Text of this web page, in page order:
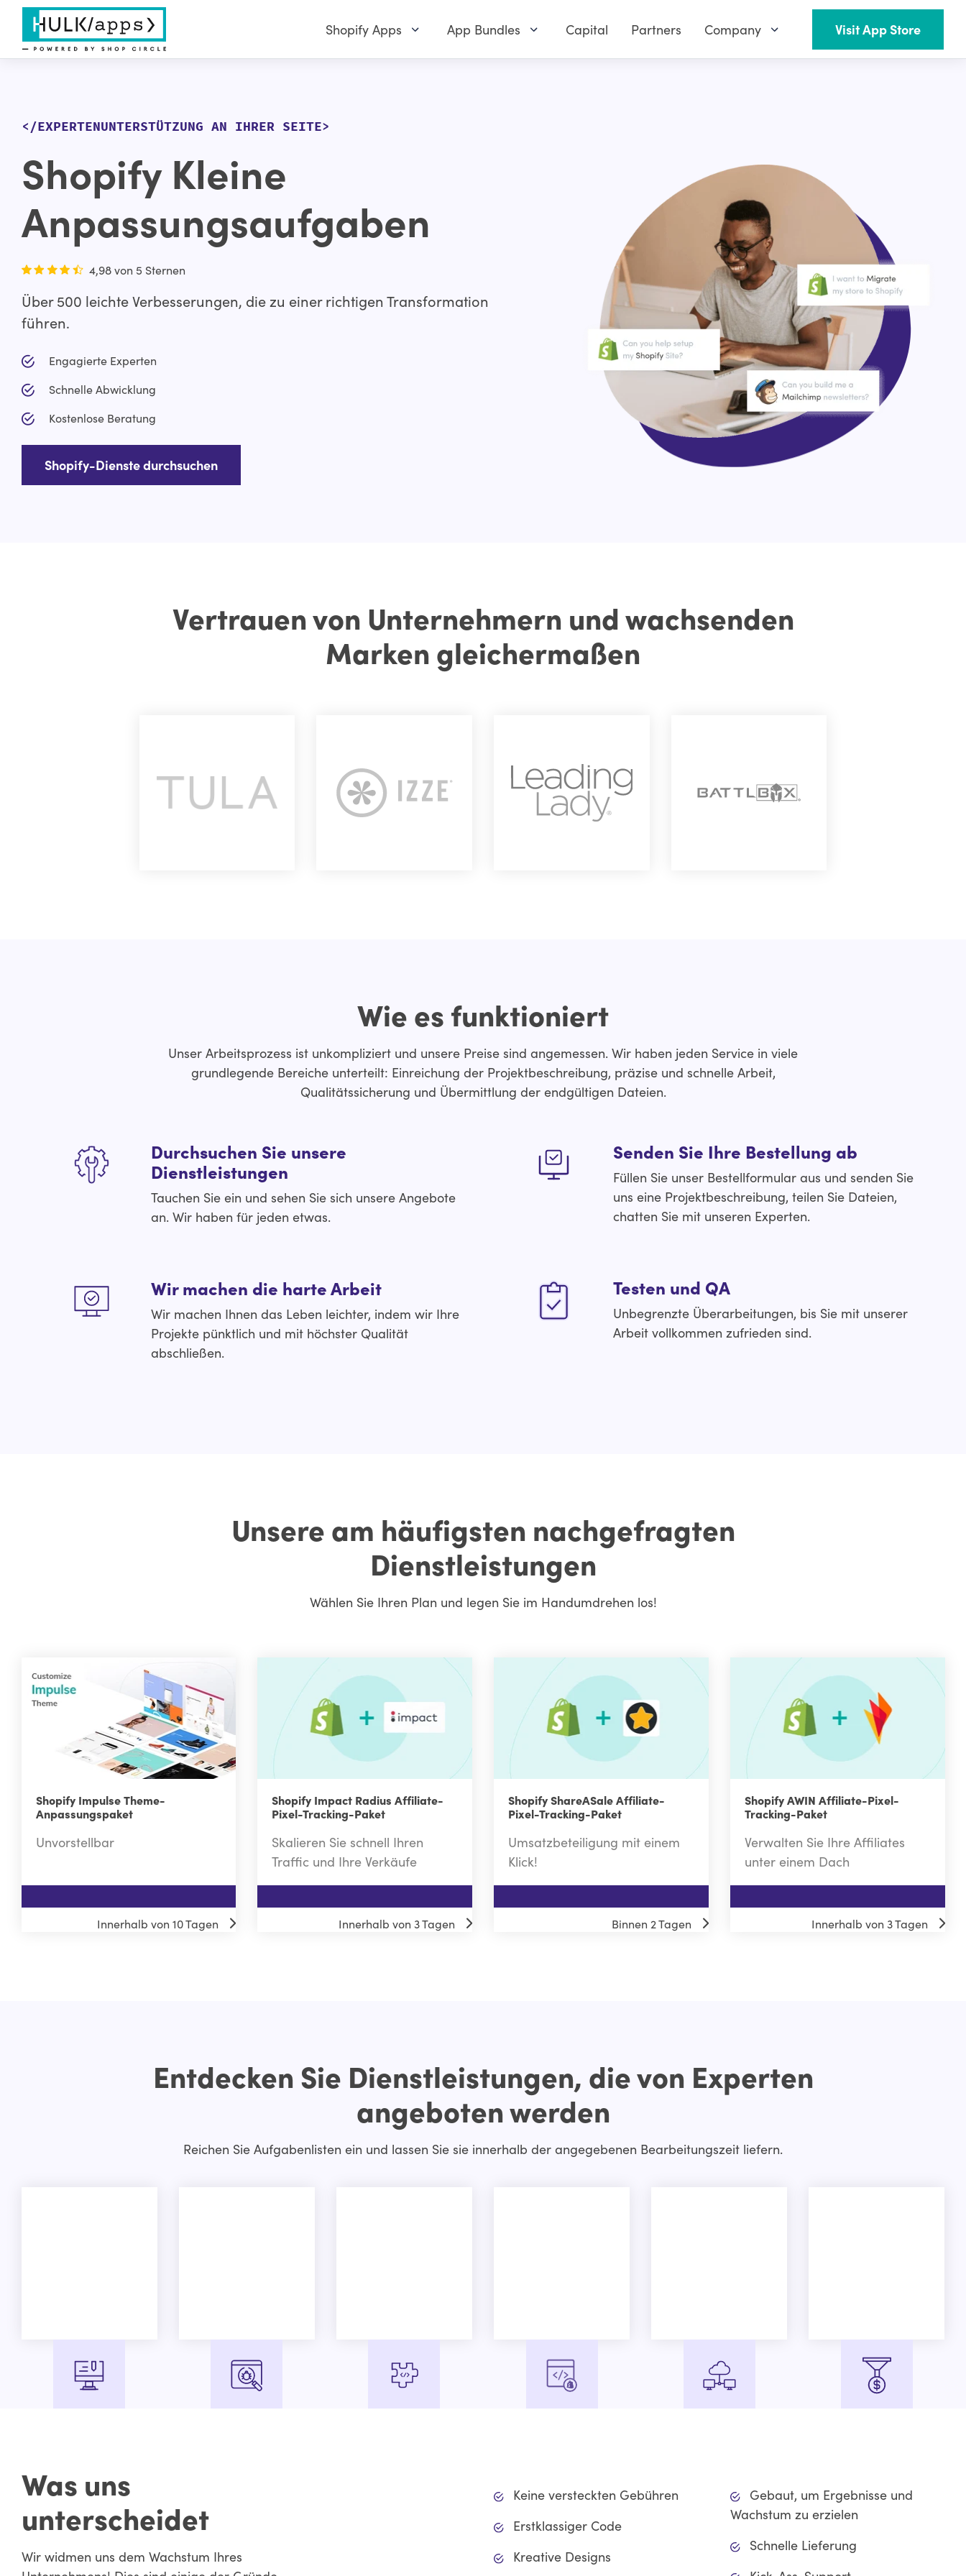
Shopify Apps App Bundles Capital Partners Company Visit App Store
</EXPERTENUNTERSTÜTZUNG AN IHRER SEITE>
Shopify Kleine
Anpassungsaufgaben
4,98 von 5 Sternen
Über 500 leichte Verbesserungen, die zu einer richtigen Transformation
führen.
Engagierte Experten
Schnelle Abwicklung
Kostenlose Beratung
Shopify-Dienste durchsuchen
Vertrauen von Unternehmern und wachsenden
Marken gleichermaßen
Wie es funktioniert
Unser Arbeitsprozess ist unkompliziert und unsere Preise sind angemessen. Wir haben jeden Service in viele
grundlegende Bereiche unterteilt: Einreichung der Projektbeschreibung, präzise und schnelle Arbeit,
Qualitätssicherung und Übermittlung der endgültigen Dateien.
Durchsuchen Sie unsere
Dienstleistungen
Tauchen Sie ein und sehen Sie sich unsere Angebote
an. Wir haben für jeden etwas.
Wir machen die harte Arbeit
Wir machen Ihnen das Leben leichter, indem wir Ihre
Projekte pünktlich und mit höchster Qualität
abschließen.
Senden Sie Ihre Bestellung ab
Füllen Sie unser Bestellformular aus und senden Sie
uns eine Projektbeschreibung, teilen Sie Dateien,
chatten Sie mit unseren Experten.
Testen und QA
Unbegrenzte Überarbeitungen, bis Sie mit unserer
Arbeit vollkommen zufrieden sind.
Unsere am häufigsten nachgefragten
Dienstleistungen
Wählen Sie Ihren Plan und legen Sie im Handumdrehen los!
Shopify Impulse Theme-
Anpassungspaket
Unvorstellbar
Innerhalb von 10 Tagen
Shopify Impact Radius Affiliate-
Pixel-Tracking-Paket
Skalieren Sie schnell Ihren
Traffic und Ihre Verkäufe
Innerhalb von 3 Tagen
Shopify ShareASale Affiliate-
Pixel-Tracking-Paket
Umsatzbeteiligung mit einem
Klick!
Binnen 2 Tagen
Shopify AWIN Affiliate-Pixel-
Tracking-Paket
Verwalten Sie Ihre Affiliates
unter einem Dach
Innerhalb von 3 Tagen
Entdecken Sie Dienstleistungen, die von Experten
angeboten werden
Reichen Sie Aufgabenlisten ein und lassen Sie sie innerhalb der angegebenen Bearbeitungszeit liefern.
Was uns
unterscheidet
Wir widmen uns dem Wachstum Ihres
Keine versteckten Gebühren
Erstklassiger Code
Kreative Designs
Gebaut, um Ergebnisse und
Wachstum zu erzielen
Schnelle Lieferung